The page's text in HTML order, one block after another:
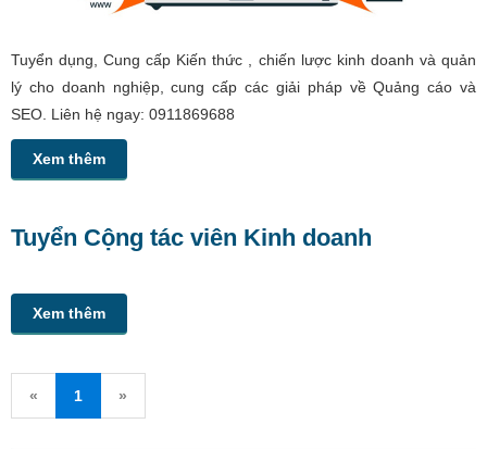
Tuyển dụng, Cung cấp Kiến thức , chiến lược kinh doanh và quản
lý cho doanh nghiệp, cung cấp các giải pháp về Quảng cáo và
SEO. Liên hệ ngay: 0911869688
Xem thêm
Tuyển Cộng tác viên Kinh doanh
Xem thêm
« 1 »